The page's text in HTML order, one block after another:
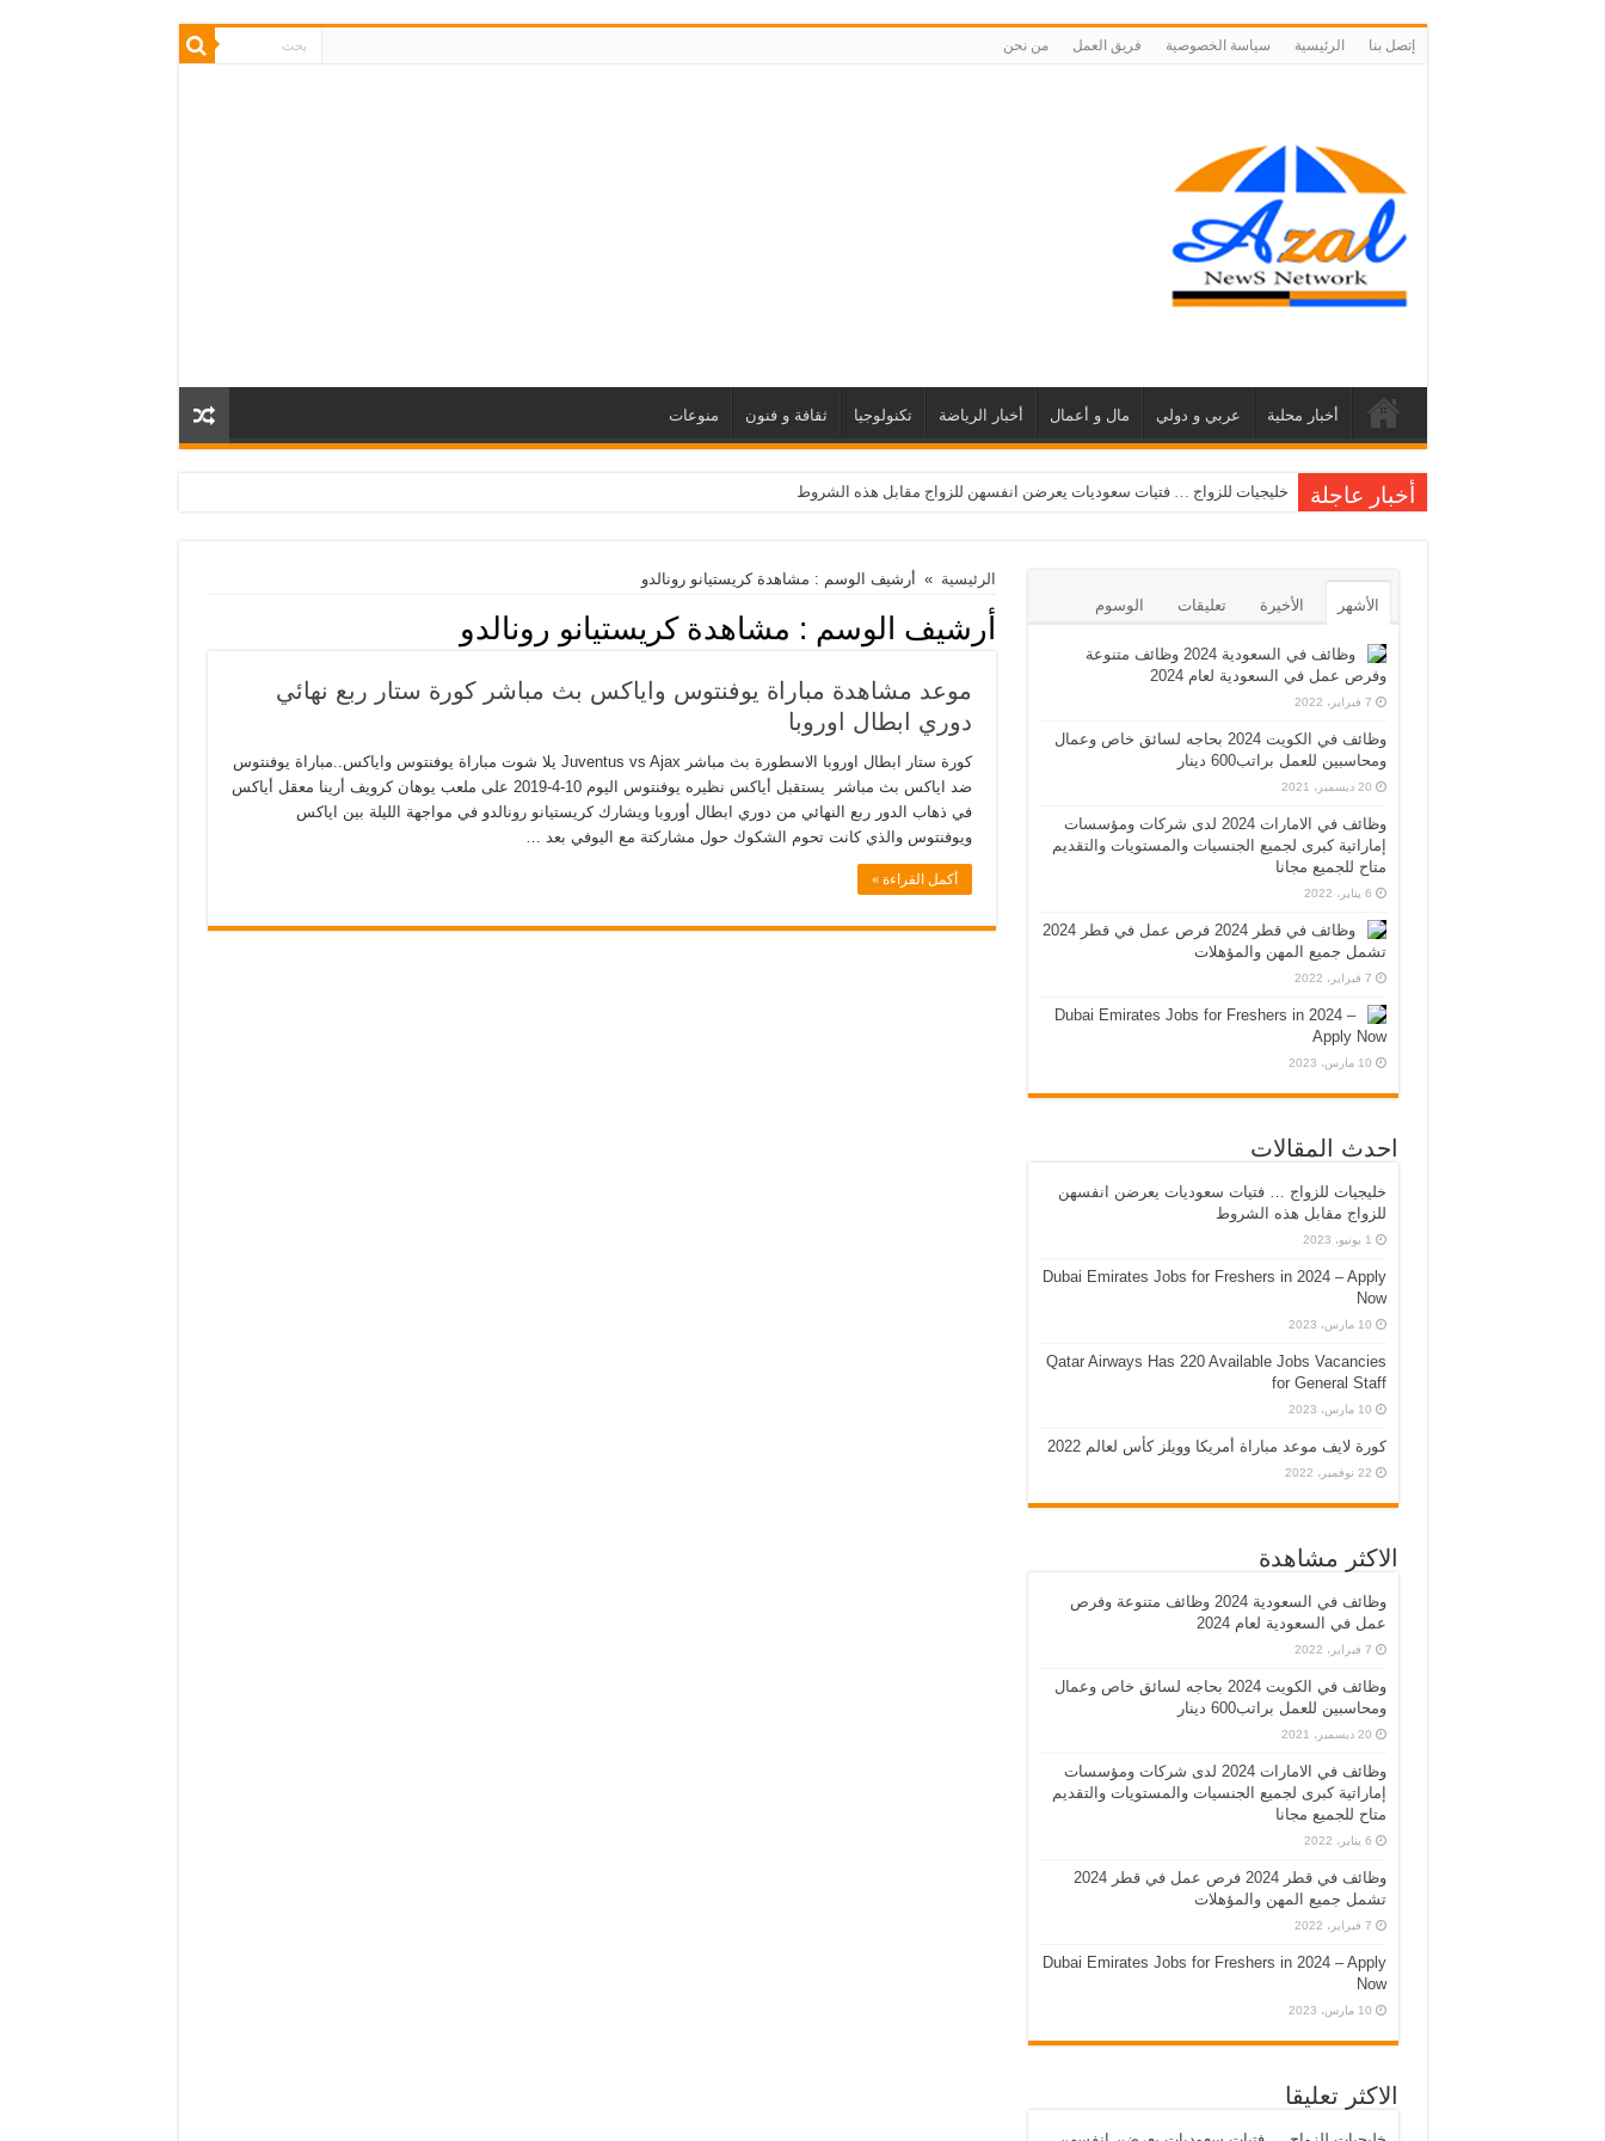
إتصل بنا الرئيسية سياسة الخصوصية فريق العمل من نحن
أخبار محلية عربي و دولي مال و أعمال أخبار الرياضة تكنولوجيا ثقافة و فنون منوعات
أخبار عاجلة خليجيات للزواج … فتيات سعوديات يعرضن انفسهن للزواج مقابل هذه الشروط
الرئيسية » أرشيف الوسم : مشاهدة كريستيانو رونالدو
أرشيف الوسم : مشاهدة كريستيانو رونالدو
موعد مشاهدة مباراة يوفنتوس واياكس بث مباشر كورة ستار ربع نهائي
دوري ابطال اوروبا
كورة ستار ابطال اوروبا الاسطورة بث مباشر Juventus vs Ajax يلا شوت مباراة يوفنتوس واياكس..مباراة يوفنتوس
ضد اياكس بث مباشر يستقبل أياكس نظيره يوفنتوس اليوم 10-4-2019 على ملعب يوهان كرويف أرينا معقل أياكس
في ذهاب الدور ربع النهائي من دوري ابطال أوروبا ويشارك كريستيانو رونالدو في مواجهة الليلة بين اياكس
ويوفنتوس والذي كانت تحوم الشكوك حول مشاركتة مع اليوفي بعد …
أكمل القراءة »
الأشهر الأخيرة تعليقات الوسوم
وظائف في السعودية 2024 وظائف متنوعة
وفرص عمل في السعودية لعام 2024
7 فبراير، 2022
وظائف في الكويت 2024 بحاجه لسائق خاص وعمال
ومحاسبين للعمل براتب600 دينار
20 ديسمبر، 2021
وظائف في الامارات 2024 لدى شركات ومؤسسات
إماراتية كبرى لجميع الجنسيات والمستويات والتقديم
متاح للجميع مجانا
6 يناير، 2022
وظائف في قطر 2024 فرص عمل في قطر 2024
تشمل جميع المهن والمؤهلات
7 فبراير، 2022
Dubai Emirates Jobs for Freshers in 2024 –
Apply Now
10 مارس، 2023
احدث المقالات
خليجيات للزواج … فتيات سعوديات يعرضن انفسهن
للزواج مقابل هذه الشروط
1 يونيو، 2023
Dubai Emirates Jobs for Freshers in 2024 – Apply
Now
10 مارس، 2023
Qatar Airways Has 220 Available Jobs Vacancies
for General Staff
10 مارس، 2023
كورة لايف موعد مباراة أمريكا وويلز كأس لعالم 2022
22 نوفمبر، 2022
الاكثر مشاهدة
وظائف في السعودية 2024 وظائف متنوعة وفرص
عمل في السعودية لعام 2024
7 فبراير، 2022
وظائف في الكويت 2024 بحاجه لسائق خاص وعمال
ومحاسبين للعمل براتب600 دينار
20 ديسمبر، 2021
وظائف في الامارات 2024 لدى شركات ومؤسسات
إماراتية كبرى لجميع الجنسيات والمستويات والتقديم
متاح للجميع مجانا
6 يناير، 2022
وظائف في قطر 2024 فرص عمل في قطر 2024
تشمل جميع المهن والمؤهلات
7 فبراير، 2022
Dubai Emirates Jobs for Freshers in 2024 – Apply
Now
10 مارس، 2023
الاكثر تعليقا